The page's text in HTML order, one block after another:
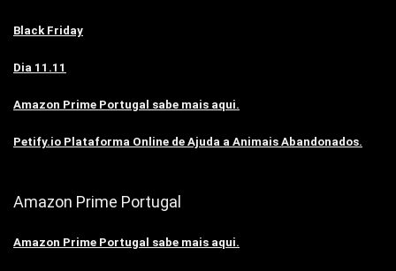
Black Friday
Dia 11.11
Amazon Prime Portugal sabe mais aqui.
Petify.io Plataforma Online de Ajuda a Animais Abandonados.
Amazon Prime Portugal
Amazon Prime Portugal sabe mais aqui.